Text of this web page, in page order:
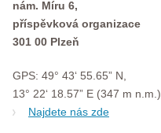
nám. Míru 6,
příspěvková organizace
301 00 Plzeň
GPS: 49° 43‘ 55.65” N,
13° 22‘ 18.57” E (347 m n.m.)
Najdete nás zde